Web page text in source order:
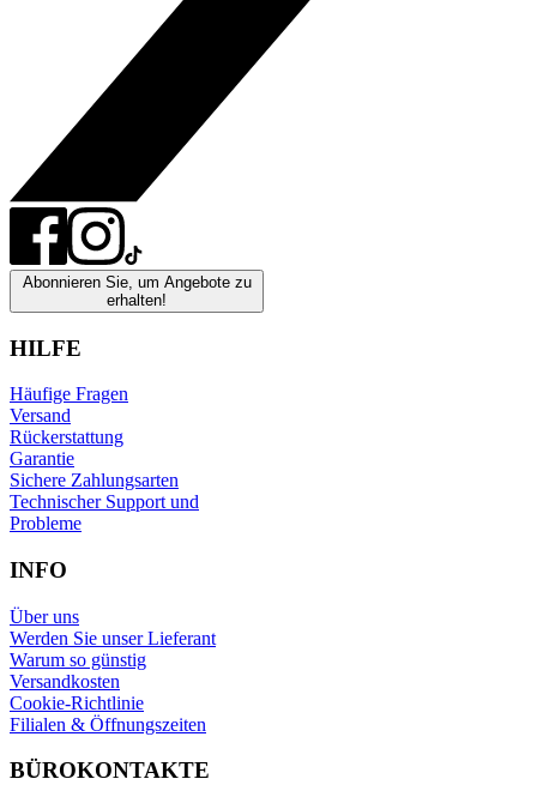
Abonnieren Sie, um Angebote zu
erhalten!
HILFE
Häufige Fragen
Versand
Rückerstattung
Garantie
Sichere Zahlungsarten
Technischer Support und
Probleme
INFO
Über uns
Werden Sie unser Lieferant
Warum so günstig
Versandkosten
Cookie-Richtlinie
Filialen & Öffnungszeiten
BÜROKONTAKTE